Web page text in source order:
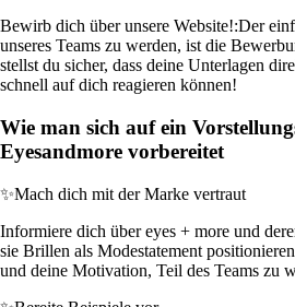
Bewirb dich über unsere Website!:Der
unseres Teams zu werden, ist die
stellst du sicher, dass deine Unterlagen
schnell auf dich reagieren können!
Wie man sich auf ein
Eyesandmore vorbereitet
✨Mach dich mit der Marke vertraut
Informiere dich über eyes + more und
sie Brillen als Modestatement
und deine Motivation, Teil des Teams zu